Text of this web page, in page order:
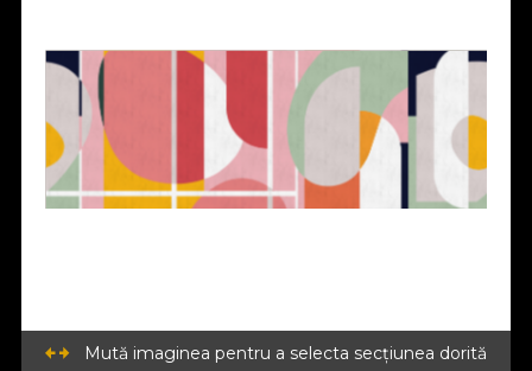
Mută imaginea pentru a selecta secțiunea dorită